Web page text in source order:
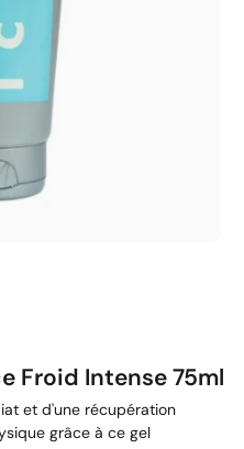
Froid Intense 75ml
et d'une récupération
grâce à ce gel